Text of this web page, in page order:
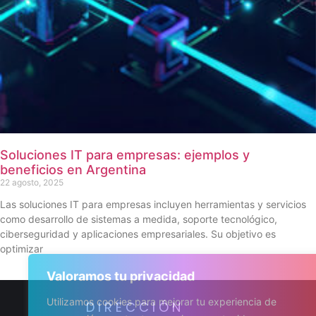
Valoramos tu privacidad
Utilizamos cookies para mejorar tu experiencia de
Soluciones IT para empresas: ejemplos y
beneficios en Argentina
22 agosto, 2025
Las soluciones IT para empresas incluyen herramientas y servicios
como desarrollo de sistemas a medida, soporte tecnológico,
ciberseguridad y aplicaciones empresariales. Su objetivo es
optimizar
DIRECCIÓN